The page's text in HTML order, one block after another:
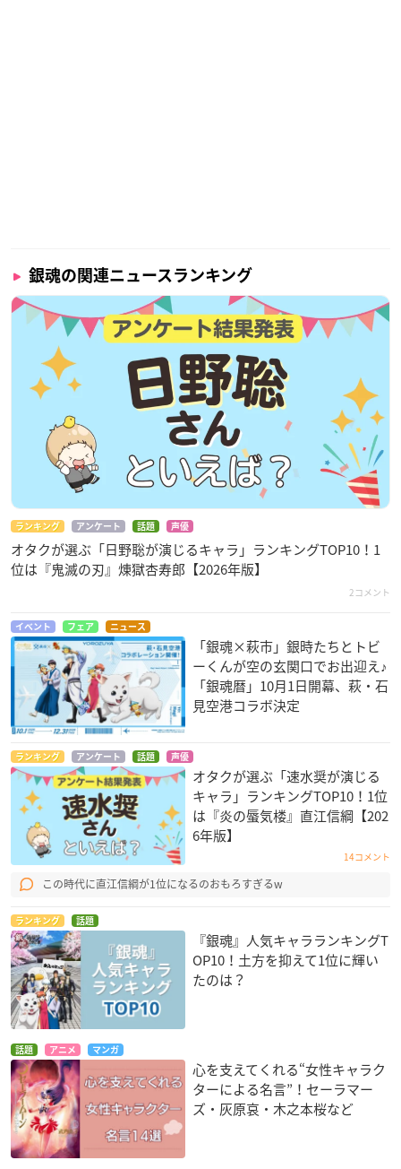
銀魂の関連ニュースランキング
ランキング アンケート 話題 声優
オタクが選ぶ「日野聡が演じるキャラ」ランキングTOP10！1
位は『鬼滅の刃』煉󠄁獄杏寿郎【2026年版】
2コメント
イベント フェア ニュース
「銀魂×萩市」銀時たちとトビ
ーくんが空の玄関口でお出迎え♪
「銀魂暦」10月1日開幕、萩・石
見空港コラボ決定
ランキング アンケート 話題 声優
オタクが選ぶ「速水奨が演じる
キャラ」ランキングTOP10！1位
は『炎の蜃気楼』直江信綱【202
6年版】
14コメント
この時代に直江信綱が1位になるのおもろすぎるw
ランキング 話題
『銀魂』人気キャラランキングT
OP10！土方を抑えて1位に輝い
たのは？
話題 アニメ マンガ
心を支えてくれる“女性キャラク
ターによる名言”！セーラマー
ズ・灰原哀・木之本桜など